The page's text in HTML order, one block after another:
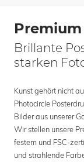
Brillante
starken
Kunst gehört nicht
Photocircle
Bilder aus unserer
Wir stellen unsere
festem und FSC-
und strahlende